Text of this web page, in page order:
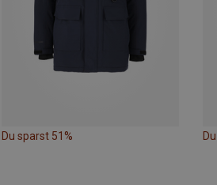
Du sparst 51%